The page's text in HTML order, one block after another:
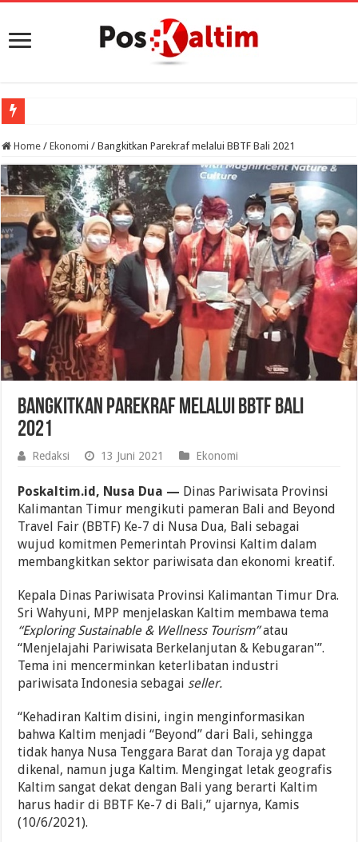
Home / Ekonomi / Bangkitkan Parekraf melalui BBTF Bali 2021
Bangkitkan Parekraf melalui BBTF Bali
2021
Redaksi 13 Juni 2021 Ekonomi
Poskaltim.id, Nusa Dua — Dinas Pariwisata Provinsi
Kalimantan Timur mengikuti pameran Bali and Beyond
Travel Fair (BBTF) Ke-7 di Nusa Dua, Bali sebagai
wujud komitmen Pemerintah Provinsi Kaltim dalam
membangkitkan sektor pariwisata dan ekonomi kreatif.
Kepala Dinas Pariwisata Provinsi Kalimantan Timur Dra.
Sri Wahyuni, MPP menjelaskan Kaltim membawa tema
“Exploring Sustainable & Wellness Tourism”atau
“Menjelajahi Pariwisata Berkelanjutan & Kebugaran'”.
Tema ini mencerminkan keterlibatan industri
pariwisata Indonesia sebagai seller.
“Kehadiran Kaltim disini, ingin menginformasikan
bahwa Kaltim menjadi “Beyond” dari Bali, sehingga
tidak hanya Nusa Tenggara Barat dan Toraja yg dapat
dikenal, namun juga Kaltim. Mengingat letak geografis
Kaltim sangat dekat dengan Bali yang berarti Kaltim
harus hadir di BBTF Ke-7 di Bali,” ujarnya, Kamis
(10/6/2021).